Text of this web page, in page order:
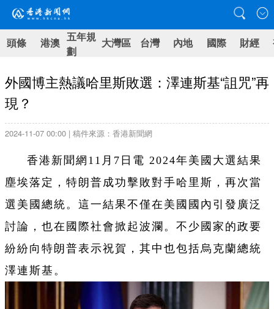
頭條 港澳 五年規
劃
大灣區 台灣 內地 國際 財經
外國博主熱議哈里斯敗選：澤連斯基“詛咒”再
現？
2024-11-07 00:00 | 稿件來源：香港新聞網
香港新聞網11月7日電 2024年美國大選結果
塵埃落定，特朗普成功擊敗對手哈里斯，再次當
選美國總統。這一結果不僅在美國國內引發廣泛
討論，也在國際社會掀起波瀾。不少國家的政要
紛紛向特朗普表示祝賀，其中也包括烏克蘭總統
澤連斯基。